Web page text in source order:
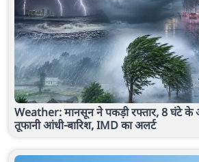
Weather: मानसून ने पकड़ी रफ्तार, 8 घंटे के
तूफानी आंधी-बारिश, IMD का अलर्ट